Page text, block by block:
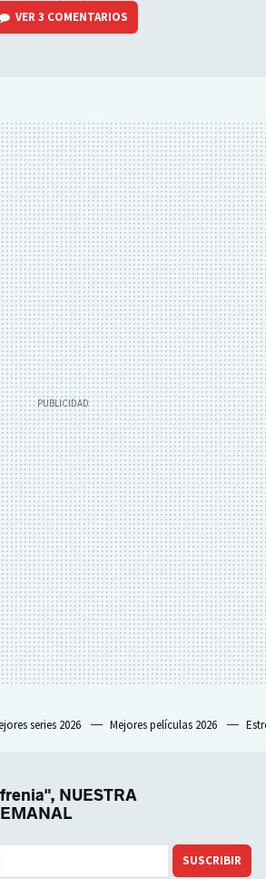
VER3 COMENTARIOS
series 2026 Mejores películas 2026
NUESTRA
SUSCRIBIR